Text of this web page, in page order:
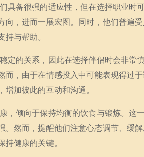
具备很强的适应性，但在选择职业时
，进而一展宏图。同时，他们普遍受
与帮助。
定的关系，因此在选择伴侣时会非常
，由于在情感投入中可能表现得过
加彼此的互动和沟通。
，倾向于保持均衡的饮食与锻炼。这
然而，提醒他们注意心态调节、缓
健康的关键。